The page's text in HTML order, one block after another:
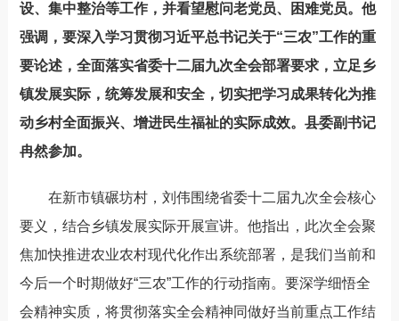
设、集中整治等工作，并看望慰问老党员、困难党员。他
强调，要深入学习贯彻习近平总书记关于“三农”工作的重
要论述，全面落实省委十二届九次全会部署要求，立足乡
镇发展实际，统筹发展和安全，切实把学习成果转化为推
动乡村全面振兴、增进民生福祉的实际成效。县委副书记
冉然参加。
在新市镇碾坊村，刘伟围绕省委十二届九次全会核心
要义，结合乡镇发展实际开展宣讲。他指出，此次全会聚
焦加快推进农业农村现代化作出系统部署，是我们当前和
今后一个时期做好“三农”工作的行动指南。要深学细悟全
会精神实质，将贯彻落实全会精神同做好当前重点工作结